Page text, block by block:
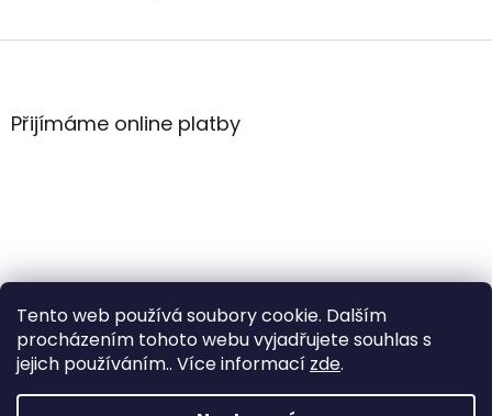
Tento web používá soubory cookie. Dalším
procházením tohoto webu vyjadřujete souhlas s
jejich používáním.. Více informací zde.
Z
aPřijímáme online platby
Vytvořil Shoptet